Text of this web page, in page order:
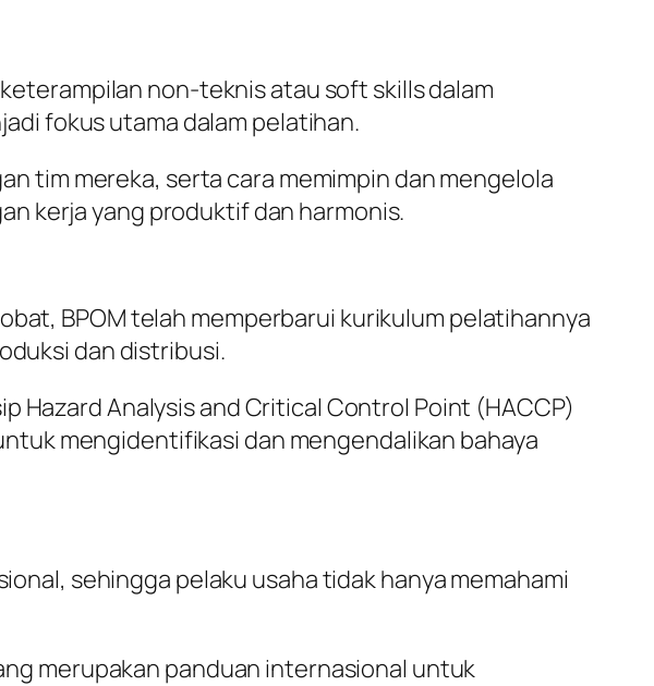
non-teknis atau soft skills dalam
fokus utama dalam pelatihan.
tim mereka, serta cara memimpin dan mengelola
kerja yang produktif dan harmonis.
BPOM telah memperbarui kurikulum pelatihannya
dan distribusi.
Hazard Analysis and Critical Control Point (HACCP)
mengidentifikasi dan mengendalikan bahaya
sehingga pelaku usaha tidak hanya memahami
merupakan panduan internasional untuk